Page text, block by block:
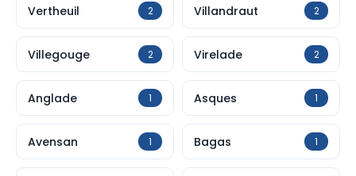
Vertheuil 2 Villandraut 2
Villegouge 2 Virelade 2
Anglade 1 Asques 1
Avensan 1 Bagas 1